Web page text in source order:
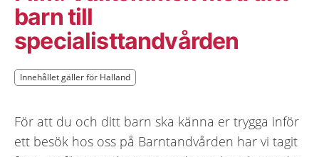
barn till
specialisttandvården
Innehållet gäller för Halland
Innehållet gäller för Halland
För att du och ditt barn ska känna er trygga inför
ett besök hos oss på Barntandvården har vi tagit